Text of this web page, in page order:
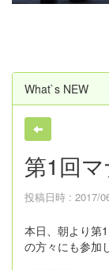
What`s NEW
第1回
投稿日時 : 2017/
本日、朝より第
の方々にも参加